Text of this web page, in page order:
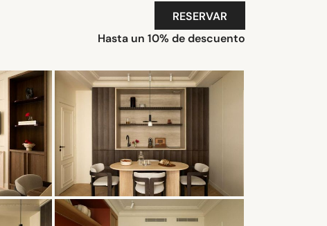
RESERVAR
Hasta un 10% de descuento